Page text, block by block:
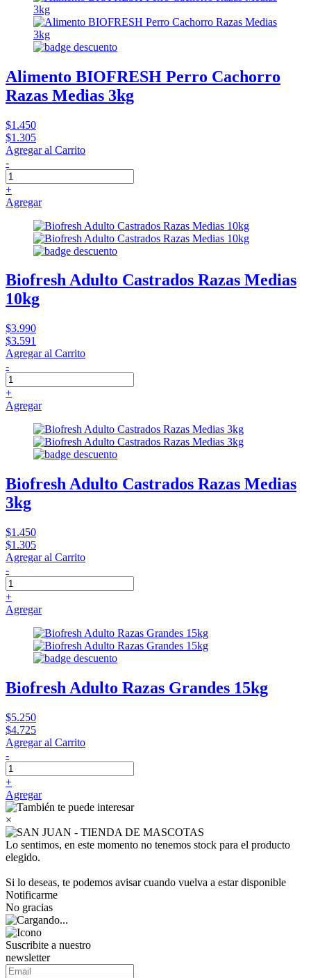
Alimento BIOFRESH Perro Cachorro
Razas Medias 3kg
$1.450
$1.305
Agregar al Carrito
-
+
Agregar
Biofresh Adulto Castrados Razas Medias
10kg
$3.990
$3.591
Agregar al Carrito
-
+
Agregar
Biofresh Adulto Castrados Razas Medias
3kg
$1.450
$1.305
Agregar al Carrito
-
+
Agregar
Biofresh Adulto Razas Grandes 15kg
$5.250
$4.725
Agregar al Carrito
-
+
Agregar
×
Lo sentimos, en este momento no tenemos stock para el producto
elegido.
Si lo deseas, te podemos avisar cuando vuelva a estar disponible
Notificarme
No gracias
Suscribite a nuestro
newsletter